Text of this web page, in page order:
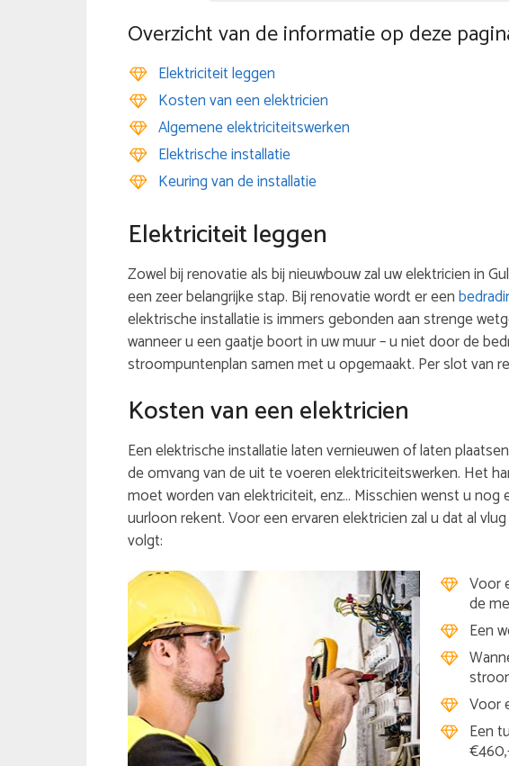
Overzicht van de informatie op deze
Elektriciteit leggen
Kosten van een elektricien
Algemene elektriciteitswerken
Elektrische installatie
Keuring van de installatie
Elektriciteit leggen
Zowel bij renovatie als bij nieuwbouw zal uw elektricien in
een zeer belangrijke stap. Bij renovatie wordt er een
elektrische installatie is immers gebonden aan strenge
wanneer u een gaatje boort in uw muur – u niet door de
stroompuntenplan samen met u opgemaakt. Per slot van
Kosten van een elektricien
Een elektrische installatie laten vernieuwen of laten
de omvang van de uit te voeren elektriciteitswerken. Het
moet worden van elektriciteit, enz… Misschien wenst u
uurloon rekent. Voor een ervaren elektricien zal u dat al
volgt:
Voor
de
Een
Voor
Een